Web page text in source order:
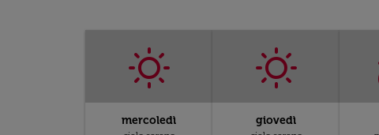
mercoledì giovedì